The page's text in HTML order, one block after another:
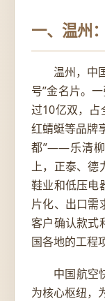
一、温州
温州，中
号”金名片。
过10亿双，占
红蜻蜓等品牌
都”——乐清柳
上，正泰、德
鞋业和低压电
片化、出口需
客户确认款式
国各地的工程
中国航空
为核心枢纽，